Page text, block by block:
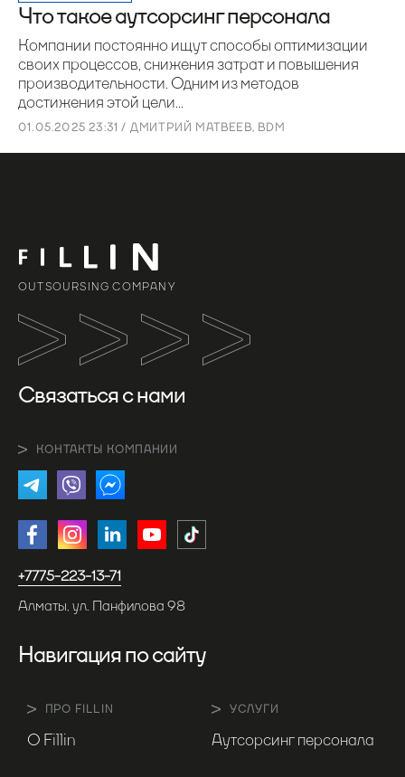
Что такое аутсорсинг персонала
Компании постоянно ищут способы оптимизации
своих процессов, снижения затрат и повышения
производительности. Одним из методов
достижения этой цели...
01.05.2025 23:31 / ДМИТРИЙ МАТВЕЕВ, BDM
OUTSOURSING COMPANY
Связаться с нами
КОНТАКТЫ КОМПАНИИ
+7775-223-13-71
Алматы, ул. Панфилова 98
Навигация по сайту
ПРО FILLIN
О Fillin
УСЛУГИ
Аутсорсинг персонала